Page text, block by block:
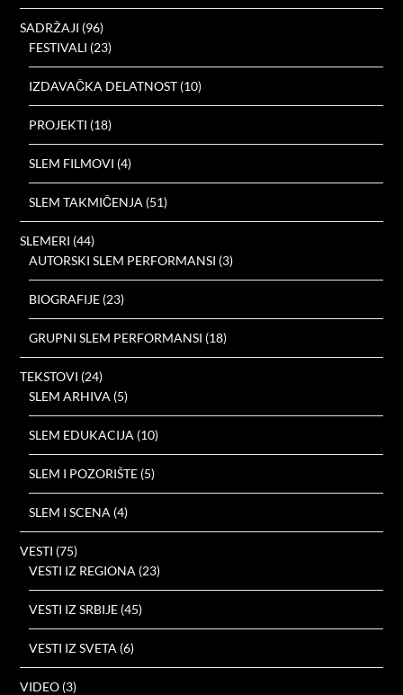
SADRŽAJI (96)
FESTIVALI (23)
IZDAVAČKA DELATNOST (10)
PROJEKTI (18)
SLEM FILMOVI (4)
SLEM TAKMIČENJA (51)
SLEMERI (44)
AUTORSKI SLEM PERFORMANSI (3)
BIOGRAFIJE (23)
GRUPNI SLEM PERFORMANSI (18)
TEKSTOVI (24)
SLEM ARHIVA (5)
SLEM EDUKACIJA (10)
SLEM I POZORIŠTE (5)
SLEM I SCENA (4)
VESTI (75)
VESTI IZ REGIONA (23)
VESTI IZ SRBIJE (45)
VESTI IZ SVETA (6)
VIDEO (3)